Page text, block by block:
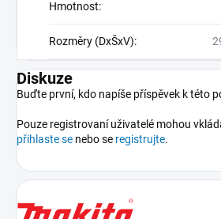
Hmotnost:
Rozměry (DxŠxV):
Diskuze
Buďte první, kdo napíše příspěvek k této
Pouze registrovaní uživatelé mohou
přihlaste se nebo se registrujte.